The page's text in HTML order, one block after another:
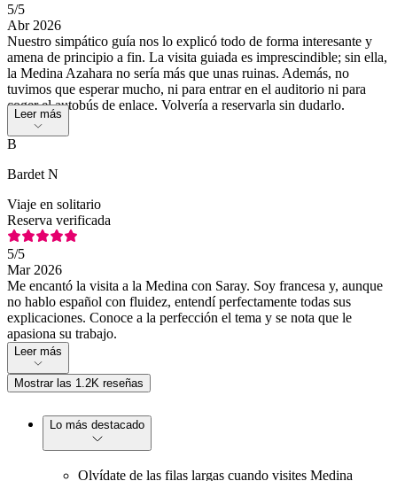
5/5
Abr 2026
Nuestro simpático guía nos lo explicó todo de forma interesante y
amena de principio a fin. La visita guiada es imprescindible; sin ella,
la Medina Azahara no sería más que unas ruinas. Además, no
tuvimos que esperar mucho, ni para entrar en el auditorio ni para
coger el autobús de enlace. Volvería a reservarla sin dudarlo.
Leer más
B
Bardet N
Viaje en solitario
Reserva verificada
5/5
Mar 2026
Me encantó la visita a la Medina con Saray. Soy francesa y, aunque
no hablo español con fluidez, entendí perfectamente todas sus
explicaciones. Conoce a la perfección el tema y se nota que le
apasiona su trabajo.
Leer más
Mostrar las 1.2K reseñas
Lo más destacado
Olvídate de las filas largas cuando visites Medina